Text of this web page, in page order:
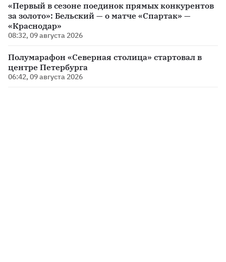
«Первый в сезоне поединок прямых конкурентов
за золото»: Бельский — о матче «Спартак» —
«Краснодар»
08:32, 09 августа 2026
Полумарафон «Северная столица» стартовал в
центре Петербурга
06:42, 09 августа 2026